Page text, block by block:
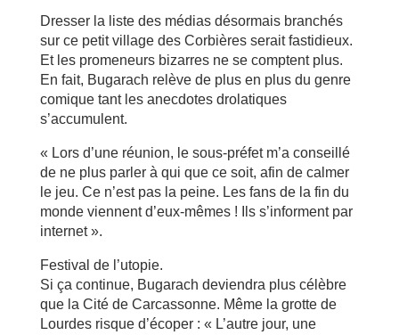
Dresser la liste des médias désormais branchés
sur ce petit village des Corbières serait fastidieux.
Et les promeneurs bizarres ne se comptent plus.
En fait, Bugarach relève de plus en plus du genre
comique tant les anecdotes drolatiques
s’accumulent.
« Lors d’une réunion, le sous-préfet m’a conseillé
de ne plus parler à qui que ce soit, afin de calmer
le jeu. Ce n’est pas la peine. Les fans de la fin du
monde viennent d’eux-mêmes ! Ils s’informent par
internet ».
Festival de l’utopie.
Si ça continue, Bugarach deviendra plus célèbre
que la Cité de Carcassonne. Même la grotte de
Lourdes risque d’écoper : « L’autre jour, une